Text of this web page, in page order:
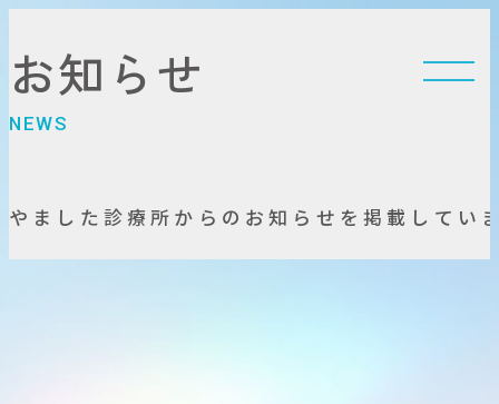
お知 らせ
N EWS
や ま し た 診療所 か ら の お知 ら せ を掲載 し て い